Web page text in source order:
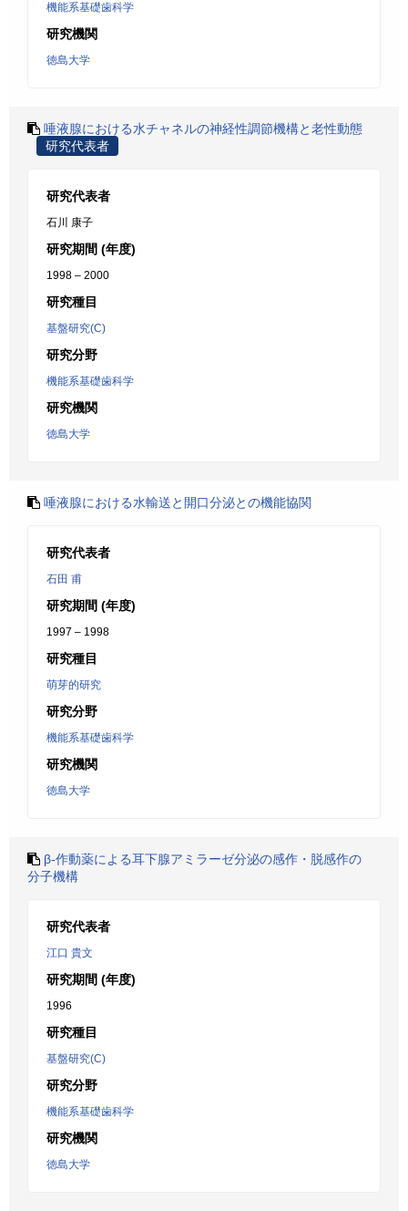
機能系基礎歯科学
研究機関
徳島大学
唾液腺における水チャネルの神経性調節機構と老性動態
研究代表者
研究代表者
石川 康子
研究期間 (年度)
1998 – 2000
研究種目
基盤研究(C)
研究分野
機能系基礎歯科学
研究機関
徳島大学
唾液腺における水輸送と開口分泌との機能協関
研究代表者
石田 甫
研究期間 (年度)
1997 – 1998
研究種目
萌芽的研究
研究分野
機能系基礎歯科学
研究機関
徳島大学
β-作動薬による耳下腺アミラーゼ分泌の感作・脱感作の
分子機構
研究代表者
江口 貴文
研究期間 (年度)
1996
研究種目
基盤研究(C)
研究分野
機能系基礎歯科学
研究機関
徳島大学